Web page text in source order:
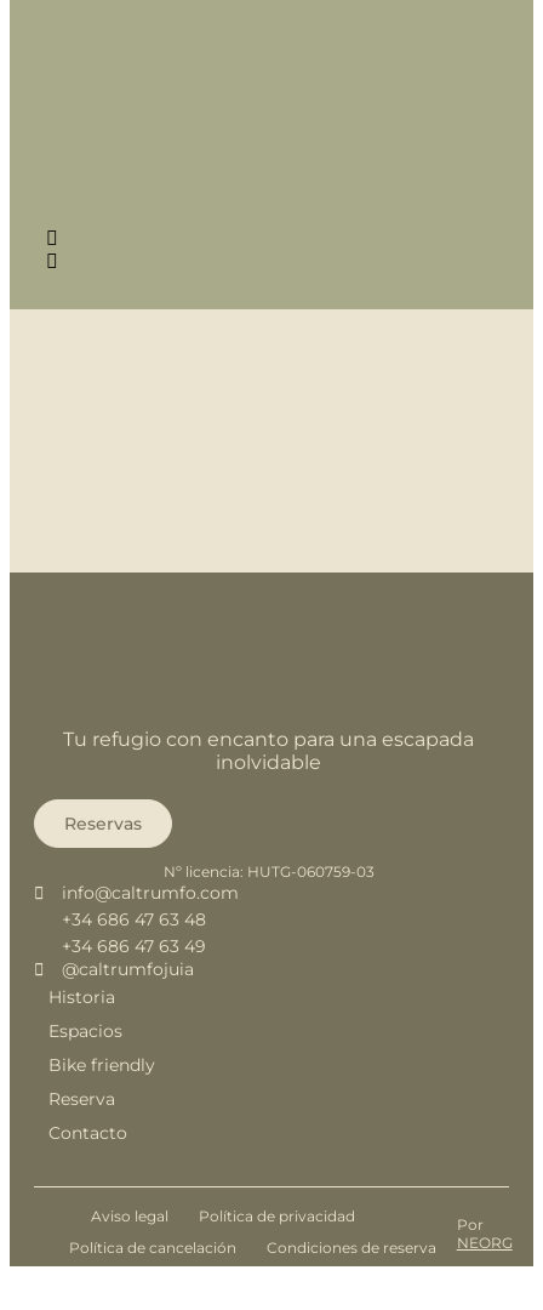
Tu refugio con encanto para una escapada
inolvidable
Historia
Espacios
Bike friendly
Reserva
Contacto
info@caltrumfo.com
+34 686 47 63 48
+34 686 47 63 49
@caltrumfojuia
Nº licencia: HUTG-060759-03
Reservas
Aviso legal
Política de privacidad
Política de cancelación
Condiciones de reserva
Por
NEORG